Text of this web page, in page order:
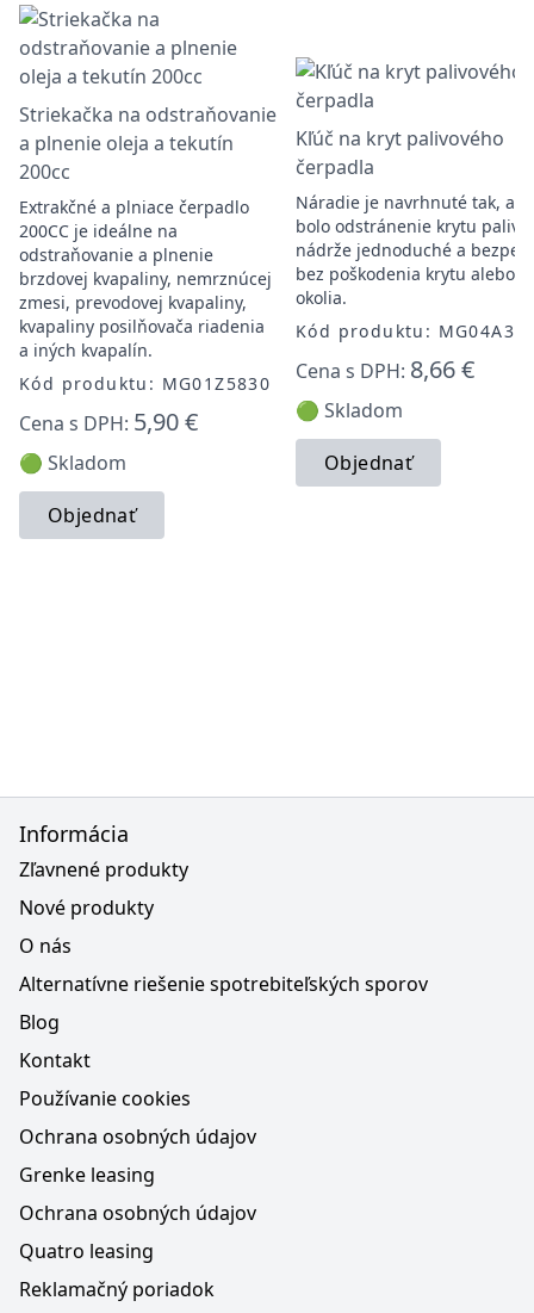
Striekačka na odstraňovanie
a plnenie oleja a tekutín
200cc
Extrakčné a plniace čerpadlo
200CC je ideálne na
odstraňovanie a plnenie
brzdovej kvapaliny, nemrznúcej
zmesi, prevodovej kvapaliny,
kvapaliny posilňovača riadenia
a iných kvapalín.
Kód produktu: MG01Z5830
Cena s DPH: 5,90 €
🟢 Skladom
Objednať
Kľúč na kryt palivového
čerpadla
Náradie je navrhnuté tak, aby
bolo odstránenie krytu
nádrže jednoduché a
bez poškodenia krytu alebo
okolia.
Kód produktu:
Cena s DPH: 8,66 €
🟢 Skladom
Objednať
Informácia
Zľavnené produkty
Nové produkty
O nás
Alternatívne riešenie spotrebiteľských sporov
Blog
Kontakt
Používanie cookies
Ochrana osobných údajov
Grenke leasing
Ochrana osobných údajov
Quatro leasing
Reklamačný poriadok